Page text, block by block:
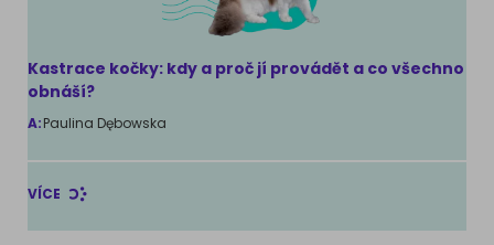
Kastrace kočky: kdy a proč jí provádět a co všechno
obnáší?
A:Paulina Dębowska
VÍCE